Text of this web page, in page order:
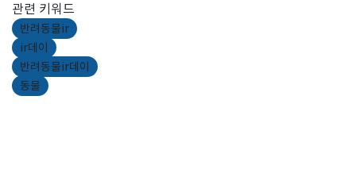
관련 키워드
반려동물ir
ir데이
반려동물ir데이
동물